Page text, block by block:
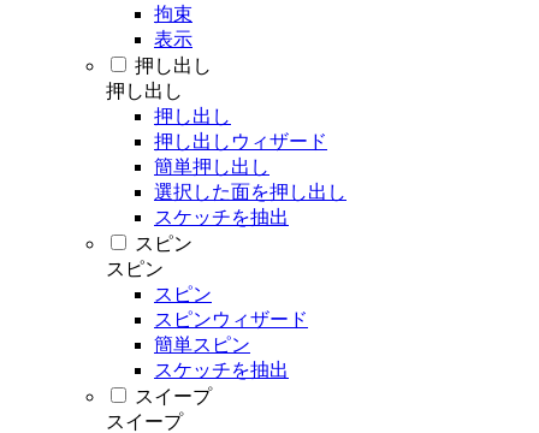
拘束
表示
押し出し
押し出し
押し出し
押し出しウィザード
簡単押し出し
選択した面を押し出し
スケッチを抽出
スピン
スピン
スピン
スピンウィザード
簡単スピン
スケッチを抽出
スイープ
スイープ